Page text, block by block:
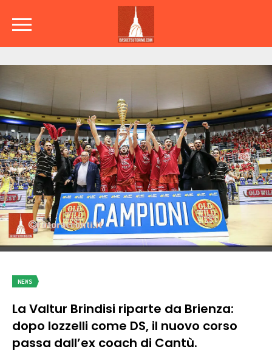
NEWS
La Valtur Brindisi riparte da Brienza:
dopo Iozzelli come DS, il nuovo corso
passa dall’ex coach di Cantù.